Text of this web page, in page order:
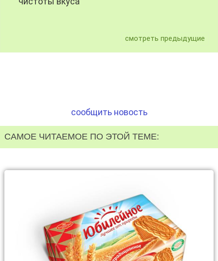
смотреть предыдущие
сообщить новость
САМОЕ ЧИТАЕМОЕ ПО ЭТОЙ ТЕМЕ: